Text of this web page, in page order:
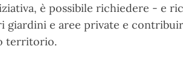
è possibile richiedere - e
giardini e aree private e
territorio.